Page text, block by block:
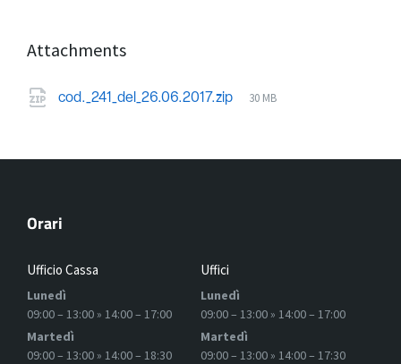
Attachments
cod._241_del_26.06.2017.zip 30 MB
Orari
Ufficio Cassa
Lunedì
09:00 – 13:00 » 14:00 – 17:00
Martedì
09:00 – 13:00 » 14:00 – 18:30
Uffici
Lunedì
09:00 – 13:00 » 14:00 – 17:00
Martedì
09:00 – 13:00 » 14:00 – 17:30